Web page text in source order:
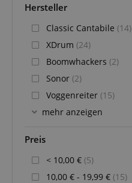
Hersteller
Classic Cantabile (14)
XDrum (24)
Boomwhackers (2)
Sonor (2)
Voggenreiter (15)
mehr anzeigen
Preis
< 10,00 € (5)
10,00 € - 19,99 € (15)